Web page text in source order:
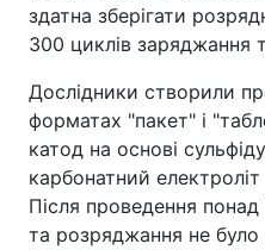
здатна зберігати
300 циклів заряджання
Дослідники створили
форматах "пакет" і
катод на основі
карбонатний
Після проведення
та розряджання не